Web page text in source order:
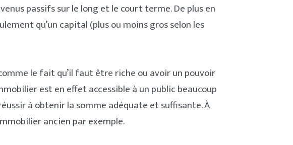
passifs sur le long et le court terme. De plus en
qu’un capital (plus ou moins gros selon les
le fait qu’il faut être riche ou avoir un pouvoir
est en effet accessible à un public beaucoup
à obtenir la somme adéquate et suffisante. À
ancien par exemple.